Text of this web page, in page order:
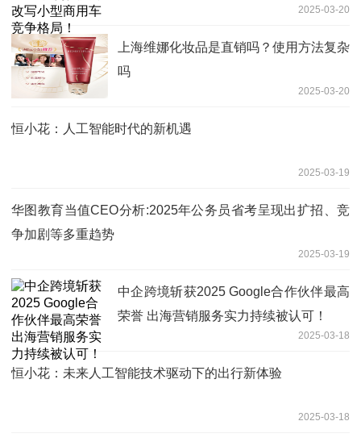
2025-03-20
上海维娜化妆品是直销吗？使用方法复杂
吗
2025-03-20
恒小花：人工智能时代的新机遇
2025-03-19
华图教育当值CEO分析:2025年公务员省考呈现出扩招、竞
争加剧等多重趋势
2025-03-19
中企跨境斩获2025 Google合作伙伴最高
荣誉 出海营销服务实力持续被认可！
2025-03-18
恒小花：未来人工智能技术驱动下的出行新体验
2025-03-18